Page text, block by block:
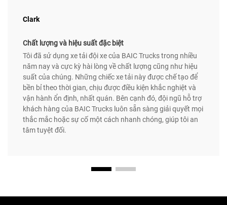
Clark
Chất lượng và hiệu suất đặc biệt
Tôi đã sử dụng xe tải đội xe của BAIC Trucks trong nhiều
năm nay và cực kỳ hài lòng về chất lượng cũng như hiệu
suất của chúng. Những chiếc xe tải này được chế tạo để
bền bỉ theo thời gian, chịu được điều kiện khắc nghiệt và
vận hành ổn định, nhất quán. Bên cạnh đó, đội ngũ hỗ trợ
khách hàng của BAIC Trucks luôn sẵn sàng giải quyết mọi
thắc mắc hoặc sự cố một cách nhanh chóng, giúp tôi an
tâm tuyệt đối.